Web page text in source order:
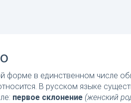
форме в единственном числе
В русском языке
первое склонение (женский